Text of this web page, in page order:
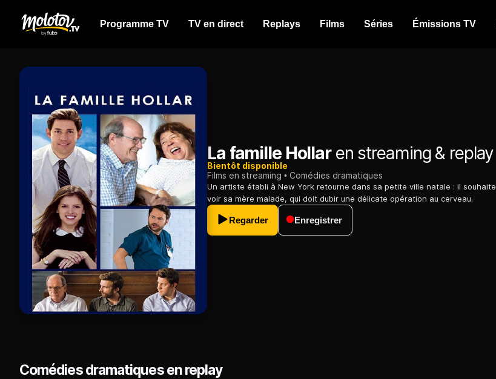
Programme TV TV en direct Replays Films Séries Émissions TV
La famille Hollaren streaming & replay
Bientôt disponible
Films en streaming
Comédies dramatiques
Un artiste établi à New York retourne dans sa petite ville natale : il souhaite
voir sa mère malade, qui doit dubir une délicate opération au cerveau.
Regarder Enregistrer
Comédies dramatiques en replay